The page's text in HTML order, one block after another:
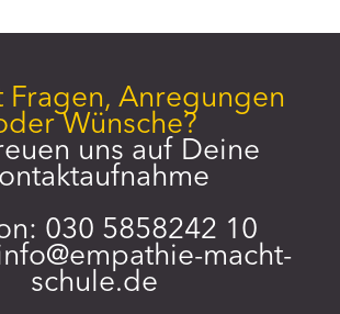
Fragen, Anregungen
Wünsche?
uns auf Deine
030 5858242 10
macht-
schule.de